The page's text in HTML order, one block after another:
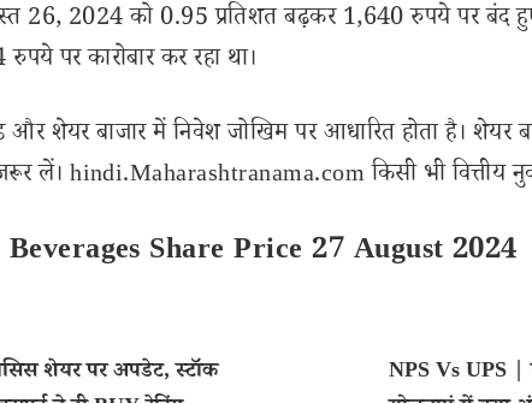
26, 2024 को 0.95 प्रतिशत बढ़कर 1,640 रुपये पर बंद
पर कारोबार कर रहा था।
शेयर बाजार में निवेश जोखिम पर आधारित होता है। शेयर
लें। hindi.Maharashtranama.com किसी भी वित्तीय
Share Price 27 August 2024
शेयर पर अपडेट, स्टॉक
NPS Vs UPS |